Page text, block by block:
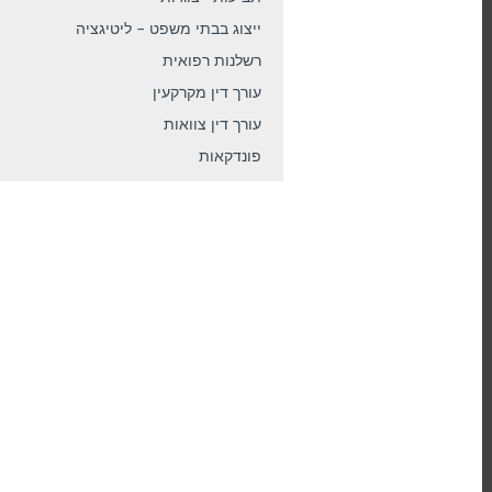
ייצוג בבתי משפט – ליטיגציה
רשלנות רפואית
עורך דין מקרקעין
עורך דין צוואות
פונדקאות